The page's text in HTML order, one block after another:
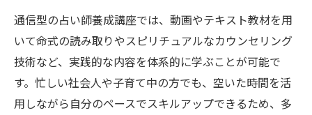
通信型の占い師養成講座では、動画やテキスト教材を用
いて命式の読み取りやスピリチュアルなカウンセリング
技術など、実践的な内容を体系的に学ぶことが可能で
す。忙しい社会人や子育て中の方でも、空いた時間を活
用しながら自分のペースでスキルアップできるため、多